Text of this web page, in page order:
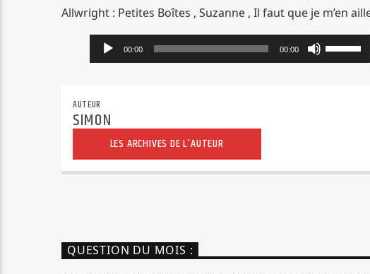
Allwright : Petites Boîtes , Suzanne , Il faut que je m’en
Lecteur
audio
00:00 00:00
Utilisez
les
ou
AUTEUR
SIMON
LES ARCHIVES DE L'AUTEUR
QUESTION DU MOIS :